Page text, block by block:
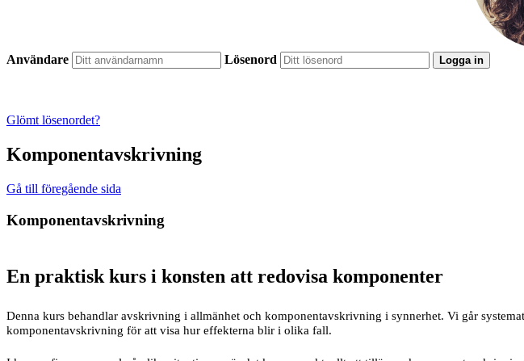
Användare Lösenord Logga in
Glömt lösenordet?
Komponentavskrivning
Gå till föregående sida
Komponentavskrivning
En praktisk kurs i konsten att redovisa komponenter
Denna kurs behandlar avskrivning i allmänhet och komponentavskrivning i synnerhet. Vi går
komponentavskrivning för att visa hur effekterna blir i olika fall.